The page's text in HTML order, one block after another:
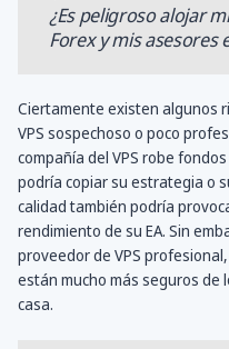
¿Es peligroso alojar
Forex y mis asesores
Ciertamente existen algunos
VPS sospechoso o poco
compañía del VPS robe
podría copiar su estrategia o
calidad también podría
rendimiento de su EA. Sin
proveedor de VPS
están mucho más seguros de
casa.